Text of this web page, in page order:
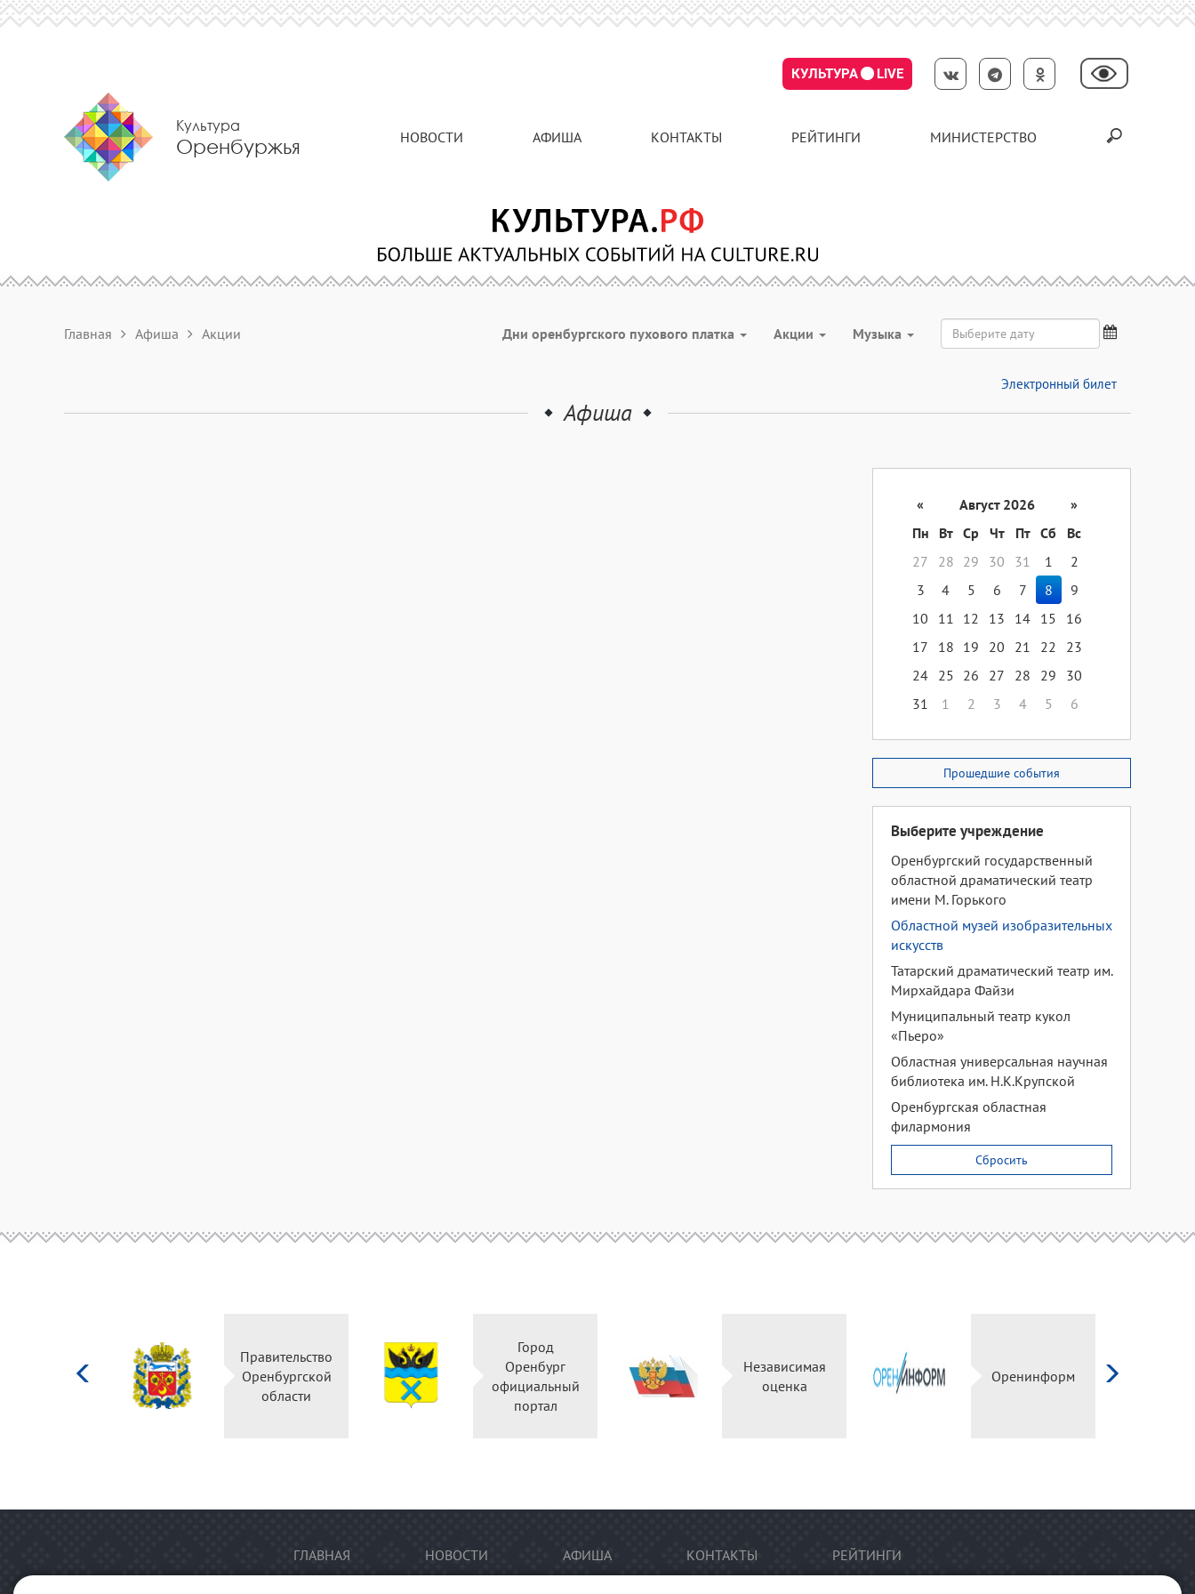
КУЛЬТУРА LIVE
Культура
Оренбуржья НОВОСТИ АФИША КОНТАКТЫ РЕЙТИНГИ МИНИСТЕРСТВО
Главная Афиша Акции Дни оренбургского пухового платка Акции Музыка
Электронный билет
Афиша
« Август 2026
»
Пн
Вт Ср Чт Пт Сб
Вс
27
28 29 30 31 1
2
3
4 5 6 7 8
9
10
11 12 13 14 15
16
17
18 19 20 21 22
23
24 25 26 27 28 29
30
31
1 2 3 4 5 6
Прошедшие события
Выберите учреждение
Оренбургский государственный
областной драматический театр
имени М. Горького
Областной музей изобразительных
искусств
Татарский драматический театр им.
Мирхайдара Файзи
Муниципальный театр кукол
«Пьеро»
Областная универсальная научная
библиотека им. Н.К.Крупской
Оренбургская областная
филармония
Сбросить
Правительство
Оренбургской
области
Город
Оренбург
официальный
портал
Независимая
оценка
Оренинформ
ГЛАВНАЯ НОВОСТИ АФИША КОНТАКТЫ РЕЙТИНГИ